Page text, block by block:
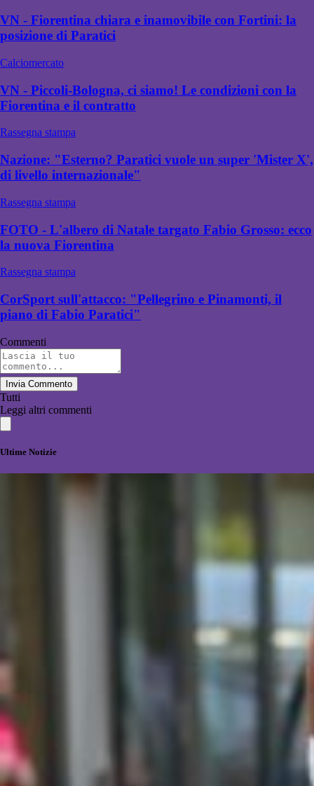
VN - Fiorentina chiara e inamovibile con Fortini: la
posizione di Paratici
Calciomercato
VN - Piccoli-Bologna, ci siamo! Le condizioni con la
Fiorentina e il contratto
Rassegna stampa
Nazione: "Esterno? Paratici vuole un super 'Mister X',
di livello internazionale"
Rassegna stampa
FOTO - L'albero di Natale targato Fabio Grosso: ecco
la nuova Fiorentina
Rassegna stampa
CorSport sull'attacco: "Pellegrino e Pinamonti, il
piano di Fabio Paratici"
Commenti
Invia Commento
Tutti
Leggi altri commenti
Ultime Notizie